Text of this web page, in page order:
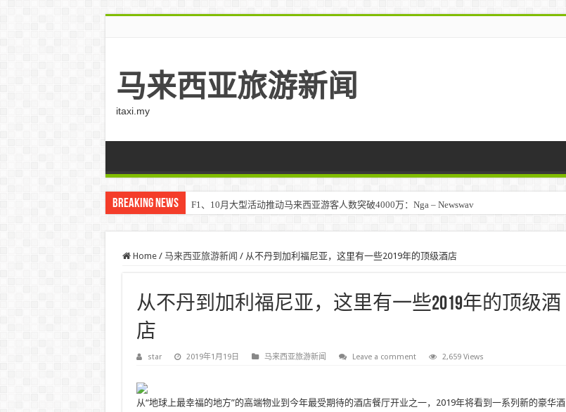
马来西亚旅游新闻
itaxi.my
Breaking News F1、10月大型活动推动马来西亚游客人数突破4000万：Nga – Newswav
Home / 马来西亚旅游新闻 / 从不丹到加利福尼亚，这里有一些2019年的顶级酒店
从不丹到加利福尼亚，这里有一些2019年的顶级酒
店
star 2019年1月19日 马来西亚旅游新闻 Leave a comment 2,659 Views
从“地球上最幸福的地方”的高端物业到今年最受期待的酒店餐厅开业之一，2019年将看到一系列新的豪华酒